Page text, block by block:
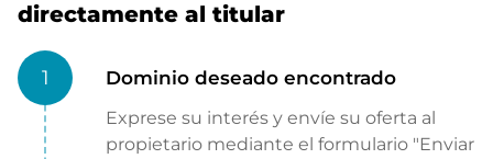
directamente al titular
1 Dominio deseado encontrado
Exprese su interés y envíe su oferta al
propietario mediante el formulario "Enviar